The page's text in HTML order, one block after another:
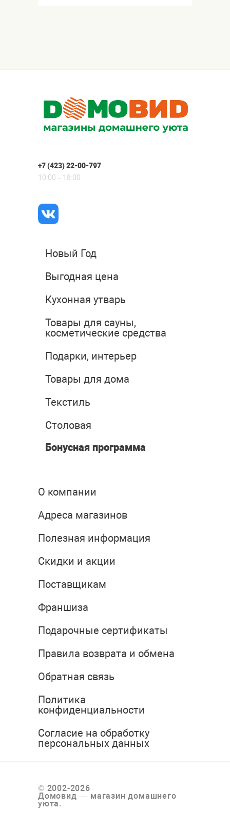
+7 (423) 22-00-797
10:00 – 18:00
Новый Год
Выгодная цена
Кухонная утварь
Товары для сауны,
косметические средства
Подарки, интерьер
Товары для дома
Текстиль
Столовая
Бонусная программа
О компании
Адреса магазинов
Полезная информация
Скидки и акции
Поставщикам
Франшиза
Подарочные сертификаты
Правила возврата и обмена
Обратная связь
Политика
конфиденциальности
Согласие на обработку
персональных данных
© 2002-2026
Домовид — магазин домашнего
уюта.